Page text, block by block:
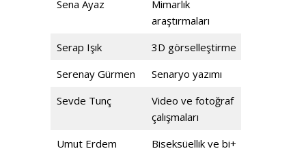
Sena Ayaz
Mimarlık
araştırmaları
Serap Işık
3D görselleştirme
Serenay Gürmen
Senaryo yazımı
Sevde Tunç
Video ve fotoğraf
çalışmaları
Umut Erdem
Biseksüellik ve bi+